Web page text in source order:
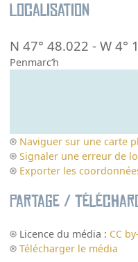
Localisation
N 47° 48.022 -W 4°
Penmarc’h
Naviguer sur une carte
Signaler une erreur de
Exporter les
Partage /
Licence du média : CC
Télécharger le média